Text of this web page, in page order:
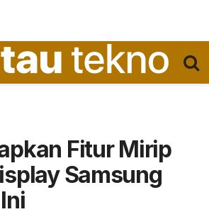
Fitur Mirip
Samsung